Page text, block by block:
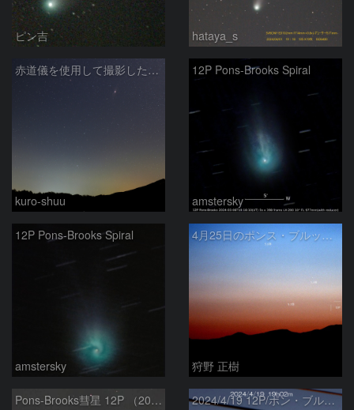
ピン吉 hataya_s
赤道儀を使用して撮影した画像のSequatorによるコンポジット結果
kuro-shuu
12P Pons-Brooks Spiral
amstersky
12P Pons-Brooks Spiral
amstersky
4月25日のポンス・ブルックス彗星(12P)
狩野 正樹
Pons-Brooks彗星 12P （2024/04/08） 米国テキサス州 2024/4/19 12P/ポン・ブルックス彗星・木星・天王星